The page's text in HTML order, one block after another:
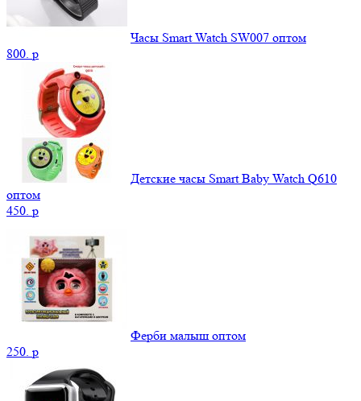
Часы Smart Watch SW007 оптом
800. p
Детские часы Smart Baby Watch Q610
оптом
450. p
Ферби малыш оптом
250. p